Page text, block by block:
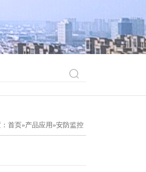
首页 »产品应用»安防监控